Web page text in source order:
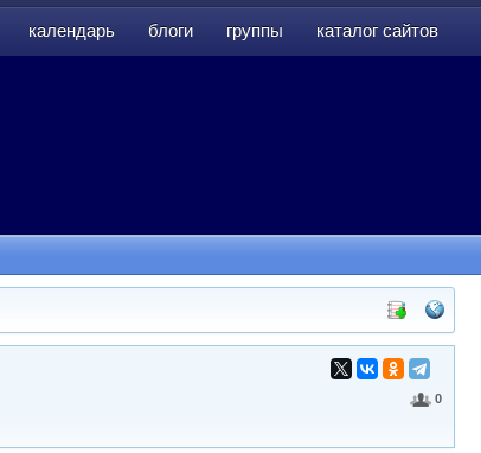
календарь блоги группы каталог сайтов
0